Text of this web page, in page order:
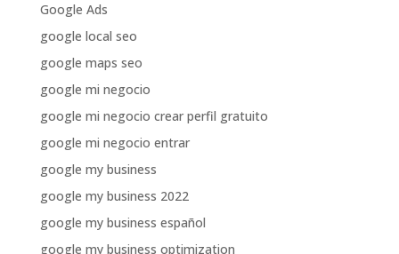
Google Ads
google local seo
google maps seo
google mi negocio
google mi negocio crear perfil gratuito
google mi negocio entrar
google my business
google my business 2022
google my business español
google my business optimization